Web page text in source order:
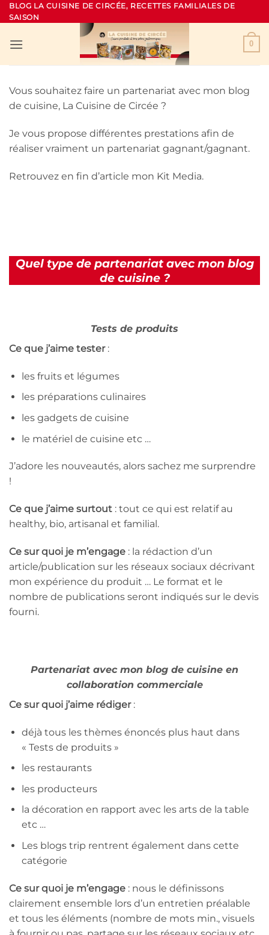
Passer
au
BLOG LA CUISINE DE CIRCÉE, RECETTES FAMILIALES DE
SAISON
0
Vous souhaitez faire un partenariat avec mon blog
de cuisine, La Cuisine de Circée ?
Je vous propose différentes prestations afin de
réaliser vraiment un partenariat gagnant/gagnant.
Retrouvez en fin d’article mon Kit Media.
Quel type de partenariat avec mon blog
de cuisine ?
Tests de produits
Ce que j’aime tester:
les fruits et légumes
les préparations culinaires
les gadgets de cuisine
le matériel de cuisine etc …
J’adore les nouveautés, alors sachez me surprendre
!
Ce que j’aime surtout : tout ce qui est relatif au
healthy, bio, artisanal et familial.
Ce sur quoi je m’engage : la rédaction d’un
article/publication sur les réseaux sociaux décrivant
mon expérience du produit … Le format et le
nombre de publications seront indiqués sur le devis
fourni.
Partenariat avec mon blog de cuisine en
collaboration commerciale
Ce sur quoi j’aime rédiger:
déjà tous les thèmes énoncés plus haut dans
« Tests de produits »
les restaurants
les producteurs
la décoration en rapport avec les arts de la table
etc …
Les blogs trip rentrent également dans cette
catégorie
Ce sur quoi je m’engage : nous le définissons
clairement ensemble lors d’un entretien préalable
et tous les éléments (nombre de mots min., visuels